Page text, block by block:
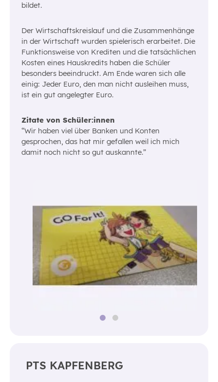
bildet.
Der Wirtschaftskreislauf und die Zusammenhänge
in der Wirtschaft wurden spielerisch erarbeitet. Die
Funktionsweise von Krediten und die tatsächlichen
Kosten eines Hauskredits haben die Schüler
besonders beeindruckt. Am Ende waren sich alle
einig: Jeder Euro, den man nicht ausleihen muss,
ist ein gut angelegter Euro.
Zitate von Schüler:innen
“Wir haben viel über Banken und Konten
gesprochen, das hat mir gefallen weil ich mich
damit noch nicht so gut auskannte.”
PTS KAPFENBERG